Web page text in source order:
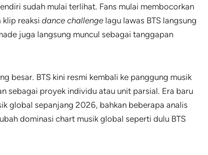
sudah mulai terlihat. Fans mulai membocorkan
reaksi dance challenge lagu lawas BTS langsung
juga langsung muncul sebagai tanggapan
besar. BTS kini resmi kembali ke panggung musik
sebagai proyek individu atau unit parsial. Era baru
global sepanjang 2026, bahkan beberapa analis
dominasi chart musik global seperti dulu BTS